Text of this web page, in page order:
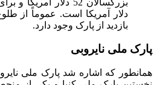
دلار آمریکا است. عموماً از
بازدید از پارک وجود دارد.
پارک ملی نایروبی